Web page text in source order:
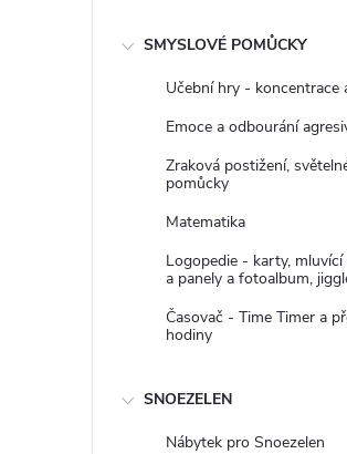
SMYSLOVÉ POMŮCKY
Učební hry - koncentrace
Emoce a odbourání
Zraková postižení,
pomůcky
Matematika
Logopedie - karty, mluvící
a panely a fotoalbum,
Časovač - Time Timer a
hodiny
SNOEZELEN
Nábytek pro Snoezelen